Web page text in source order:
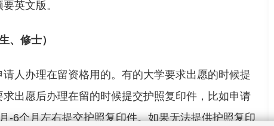
英文版。
、修士）
人办理在留资格用的。有的大学要求出愿的时候提
出愿后办理在留的时候提交护照复印件，比如申请
-6个月左右提交护照复印件。如果无法提供护照复印